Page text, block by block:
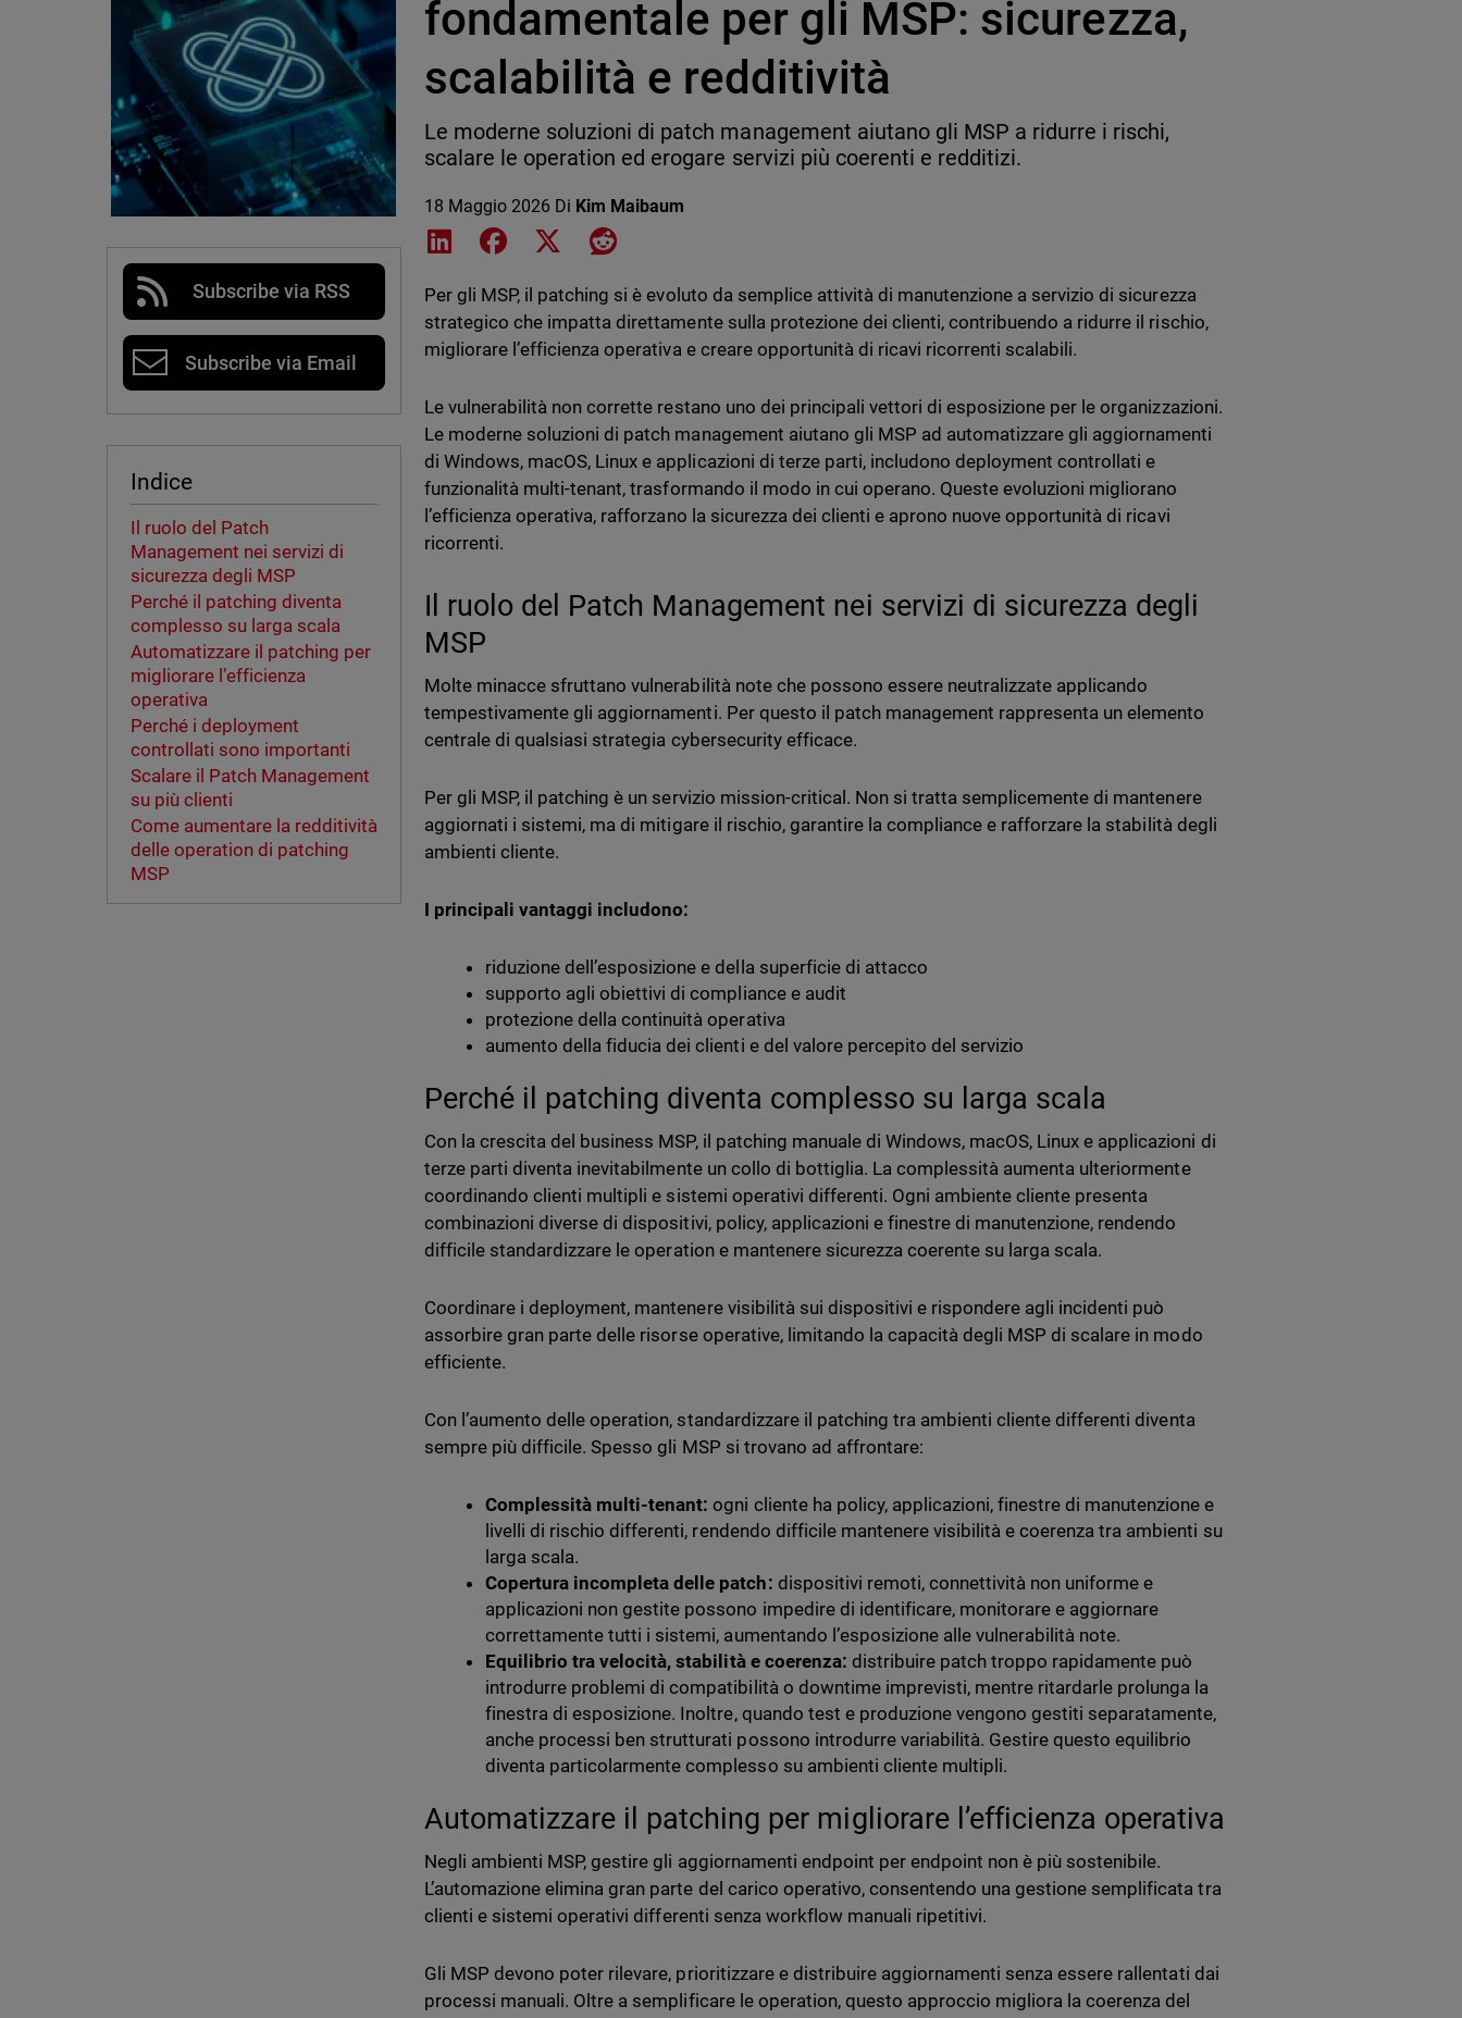
Subscribe via RSS
Subscribe via Email
Indice
Il ruolo del Patch
Management nei servizi di
sicurezza degli MSP
Perché il patching diventa
complesso su larga scala
Automatizzare il patching per
migliorare l’efficienza
operativa
Perché i deployment
controllati sono importanti
Scalare il Patch Management
su più clienti
Come aumentare la redditività
delle operation di patching
MSP
fondamentale per gli MSP: sicurezza,
scalabilità e redditività
Le moderne soluzioni di patch management aiutano gli MSP a ridurre i rischi,
scalare le operation ed erogare servizi più coerenti e redditizi.
18 Maggio 2026 Di Kim Maibaum
Share on LinkedIn
Share on Facebook
Share on XShare on Reddit
Per gli MSP, il patching si è evoluto da semplice attività di manutenzione a servizio di sicurezza
strategico che impatta direttamente sulla protezione dei clienti, contribuendo a ridurre il rischio,
migliorare l’efficienza operativa e creare opportunità di ricavi ricorrenti scalabili.
Le vulnerabilità non corrette restano uno dei principali vettori di esposizione per le organizzazioni.
Le moderne soluzioni di patch management aiutano gli MSP ad automatizzare gli aggiornamenti
di Windows, macOS, Linux e applicazioni di terze parti, includono deployment controllati e
funzionalità multi-tenant, trasformando il modo in cui operano. Queste evoluzioni migliorano
l’efficienza operativa, rafforzano la sicurezza dei clienti e aprono nuove opportunità di ricavi
ricorrenti.
Il ruolo del Patch Management nei servizi di sicurezza degli
MSP
Molte minacce sfruttano vulnerabilità note che possono essere neutralizzate applicando
tempestivamente gli aggiornamenti. Per questo il patch management rappresenta un elemento
centrale di qualsiasi strategia cybersecurity efficace.
Per gli MSP, il patching è un servizio mission-critical. Non si tratta semplicemente di mantenere
aggiornati i sistemi, ma di mitigare il rischio, garantire la compliance e rafforzare la stabilità degli
ambienti cliente.
I principali vantaggi includono:
riduzione dell’esposizione e della superficie di attacco
supporto agli obiettivi di compliance e audit
protezione della continuità operativa
aumento della fiducia dei clienti e del valore percepito del servizio
Perché il patching diventa complesso su larga scala
Con la crescita del business MSP, il patching manuale di Windows, macOS, Linux e applicazioni di
terze parti diventa inevitabilmente un collo di bottiglia. La complessità aumenta ulteriormente
coordinando clienti multipli e sistemi operativi differenti. Ogni ambiente cliente presenta
combinazioni diverse di dispositivi, policy, applicazioni e finestre di manutenzione, rendendo
difficile standardizzare le operation e mantenere sicurezza coerente su larga scala.
Coordinare i deployment, mantenere visibilità sui dispositivi e rispondere agli incidenti può
assorbire gran parte delle risorse operative, limitando la capacità degli MSP di scalare in modo
efficiente.
Con l’aumento delle operation, standardizzare il patching tra ambienti cliente differenti diventa
sempre più difficile. Spesso gli MSP si trovano ad affrontare:
Complessità multi-tenant: ogni cliente ha policy, applicazioni, finestre di manutenzione e
livelli di rischio differenti, rendendo difficile mantenere visibilità e coerenza tra ambienti su
larga scala.
Copertura incompleta delle patch: dispositivi remoti, connettività non uniforme e
applicazioni non gestite possono impedire di identificare, monitorare e aggiornare
correttamente tutti i sistemi, aumentando l’esposizione alle vulnerabilità note.
Equilibrio tra velocità, stabilità e coerenza: distribuire patch troppo rapidamente può
introdurre problemi di compatibilità o downtime imprevisti, mentre ritardarle prolunga la
finestra di esposizione. Inoltre, quando test e produzione vengono gestiti separatamente,
anche processi ben strutturati possono introdurre variabilità. Gestire questo equilibrio
diventa particolarmente complesso su ambienti cliente multipli.
Automatizzare il patching per migliorare l’efficienza operativa
Negli ambienti MSP, gestire gli aggiornamenti endpoint per endpoint non è più sostenibile.
L’automazione elimina gran parte del carico operativo, consentendo una gestione semplificata tra
clienti e sistemi operativi differenti senza workflow manuali ripetitivi.
Gli MSP devono poter rilevare, prioritizzare e distribuire aggiornamenti senza essere rallentati dai
processi manuali. Oltre a semplificare le operation, questo approccio migliora la coerenza del